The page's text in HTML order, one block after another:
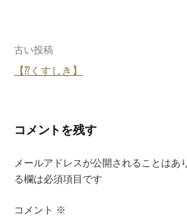
投
稿
ビ
ゲ
ー
シ
古い投稿
【⁇くすしき】
コメントを残す
メールアドレスが公開されることはあ
る欄は必須項目です
コメント ※